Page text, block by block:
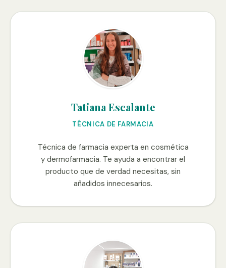
Tatiana Escalante
TÉCNICA DE FARMACIA
Técnica de farmacia experta en cosmética
y dermofarmacia. Te ayuda a encontrar el
producto que de verdad necesitas, sin
añadidos innecesarios.